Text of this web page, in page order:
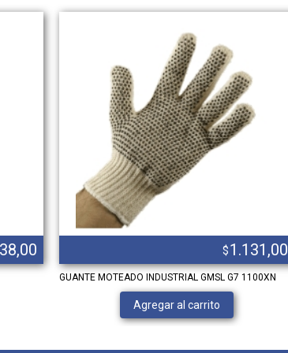
$1.131,00
GUANTE MOTEADO INDUSTRIAL GMSL G7 1100XN
Agregar al carrito